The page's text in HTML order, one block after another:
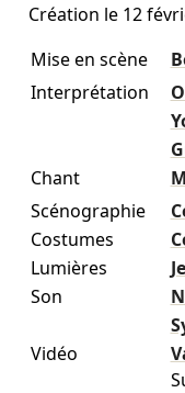
Création le 12
Mise en scène
Interprétation
Chant
Scénographie
Costumes
Lumières
Son
Vidéo